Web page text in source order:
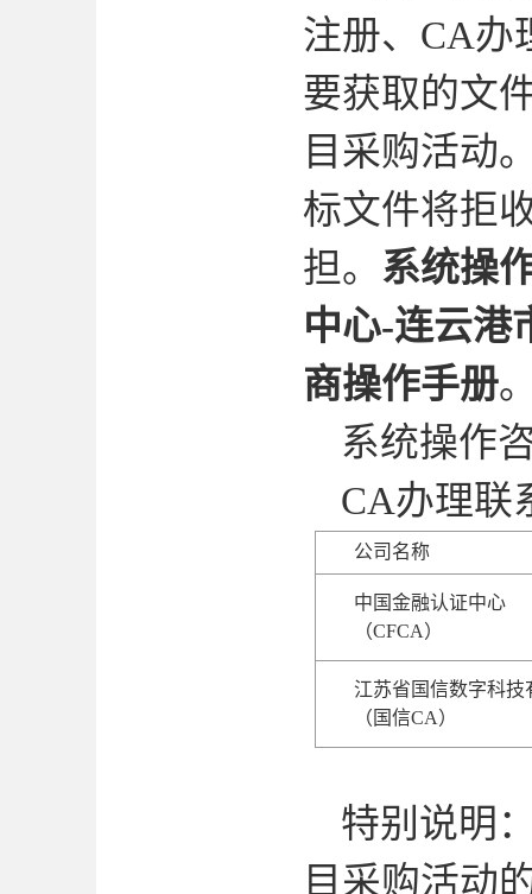
注册、 CA办
要获取的文
目采购活动
标文件将拒
担。 系统操
中心-连云港
商操作手册
系统操作
CA办理联
公司名称
中国金融认证中心
（CFCA）
江苏省国信数字科技
（国信CA）
特别说明
目采购活动